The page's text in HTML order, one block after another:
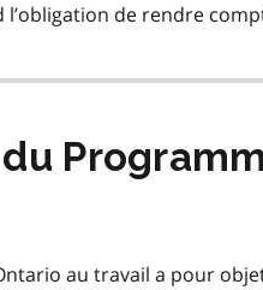
l’obligation de rendre
au travail a pour